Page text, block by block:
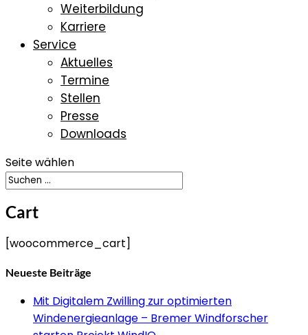
Weiterbildung
Karriere
Service
Aktuelles
Termine
Stellen
Presse
Downloads
Seite wählen
Cart
[woocommerce_cart]
Neueste Beiträge
Mit Digitalem Zwilling zur optimierten
Windenergieanlage – Bremer Windforscher